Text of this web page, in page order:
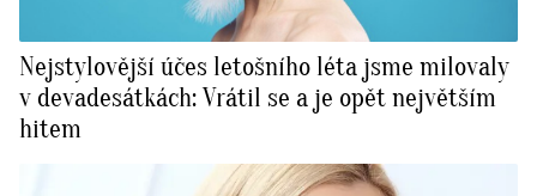
Nejstylovější účes letošního léta jsme milovaly
v devadesátkách: Vrátil se a je opět největším
hitem